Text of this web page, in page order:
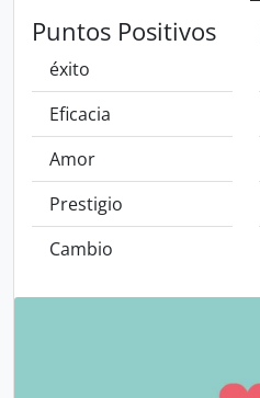
Puntos Positivos
éxito
Eficacia
Amor
Prestigio
Cambio